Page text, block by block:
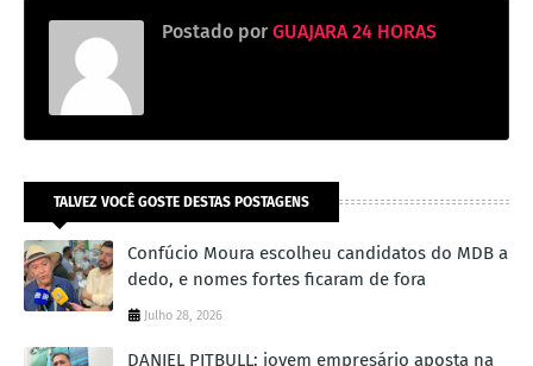
Postado por GUAJARA 24 HORAS
TALVEZ VOCÊ GOSTE DESTAS POSTAGENS
Confúcio Moura escolheu candidatos do MDB a
dedo, e nomes fortes ficaram de fora
Julho 28, 2026
DANIEL PITBULL: jovem empresário aposta na